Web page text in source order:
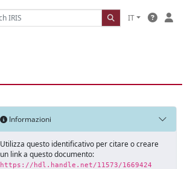
IT
Informazioni
Utilizza questo identificativo per citare o creare
un link a questo documento:
https://hdl.handle.net/11573/1669424